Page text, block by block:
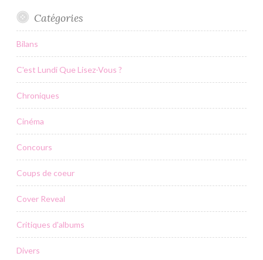
Catégories
Bilans
C'est Lundi Que Lisez-Vous ?
Chroniques
Cinéma
Concours
Coups de coeur
Cover Reveal
Critiques d'albums
Divers